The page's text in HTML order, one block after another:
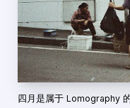
四月是属于 Lomography